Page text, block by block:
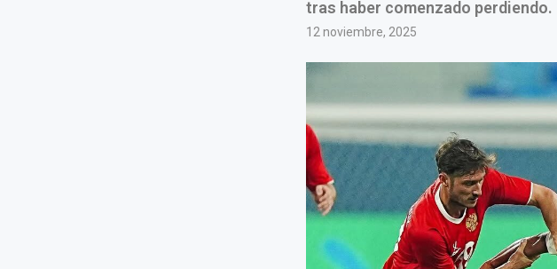
tras haber comenzado perdiendo.
12 noviembre, 2025